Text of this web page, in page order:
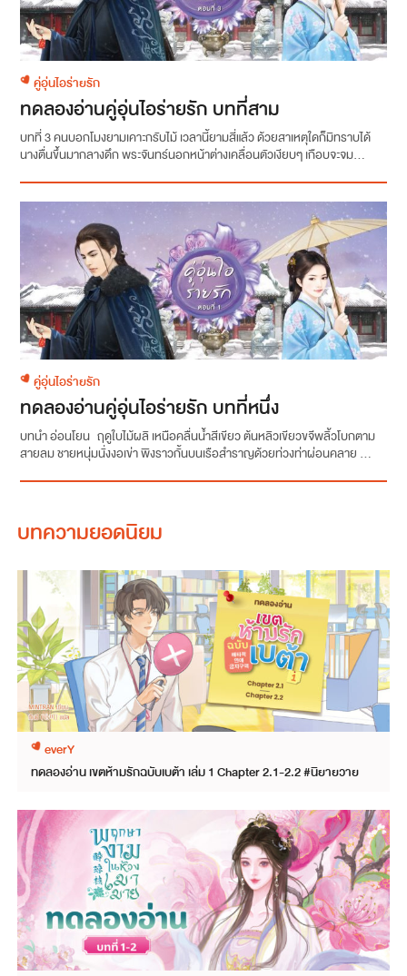
คู่อุ่นไอร่ายรัก
ทดลองอ่านคู่อุ่นไอร่ายรัก บทที่สาม
บทที่ 3 คนบอกโมงยามเคาะกรับไม้ เวลานี้ยามสี่แล้ว ด้วยสาเหตุใดก็มิทราบได้
นางตื่นขึ้นมากลางดึก พระจันทร์นอกหน้าต่างเคลื่อนตัวเงียบๆ เกือบจะจม...
คู่อุ่นไอร่ายรัก
ทดลองอ่านคู่อุ่นไอร่ายรัก บทที่หนึ่ง
บทนำ อ่อนโยน ฤดูใบไม้ผลิ เหนือคลื่นน้ำสีเขียว ต้นหลิวเขียวขจีพลิ้วโบกตาม
สายลม ชายหนุ่มนั่งงอเข่า พิงราวกั้นบนเรือสำราญด้วยท่วงท่าผ่อนคลาย ...
บทความยอดนิยม
everY
ทดลองอ่าน เขตห้ามรักฉบับเบต้า เล่ม 1 Chapter 2.1-2.2 #นิยายวาย